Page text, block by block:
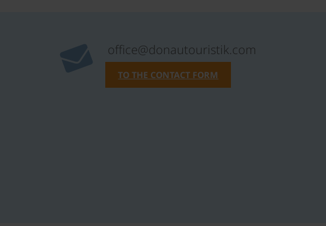
office@donautouristik.com
TO THE CONTACT FORM